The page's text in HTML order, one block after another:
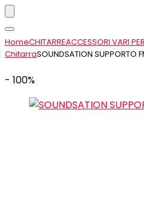
HomeCHITARREACCESSORI VARI
ChitarraSOUNDSATION SUPPORTO
- 100%